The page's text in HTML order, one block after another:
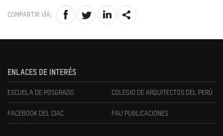
COMPARTIR VÍA:
ENLACES DE INTERÉS
ESCUELA DE POSGRADO COLEGIO DE ARQUITECTOS DEL PERÚ
FACEBOOK DEL CIAC FAU PUBLICACIONES